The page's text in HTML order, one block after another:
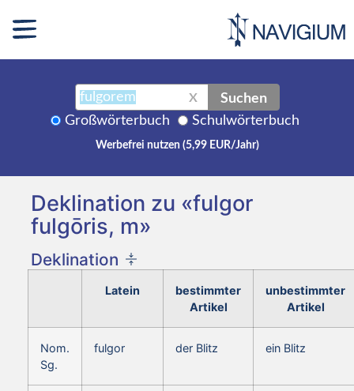
X Suchen
Großwörterbuch Schulwörterbuch
Werbefrei nutzen (5,99 EUR/Jahr)
Deklination zu «fulgor
fulgōris, m»
Deklination
Latein
bestimmter
Artikel
unbestimmter
Artikel
Nom.
Sg.
fulgor der Blitz ein Blitz